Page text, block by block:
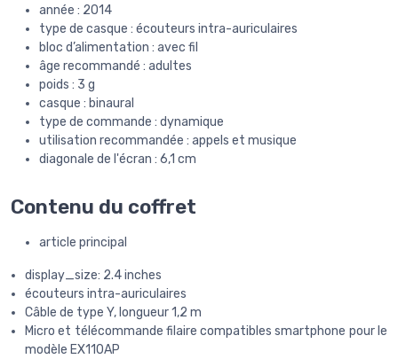
année : 2014
type de casque : écouteurs intra-auriculaires
bloc d’alimentation : avec fil
âge recommandé : adultes
poids : 3 g
casque : binaural
type de commande : dynamique
utilisation recommandée : appels et musique
diagonale de l'écran : 6,1 cm
Contenu du coffret
article principal
display_size: 2.4 inches
écouteurs intra-auriculaires
Câble de type Y, longueur 1,2 m
Micro et télécommande filaire compatibles smartphone pour le
modèle EX110AP